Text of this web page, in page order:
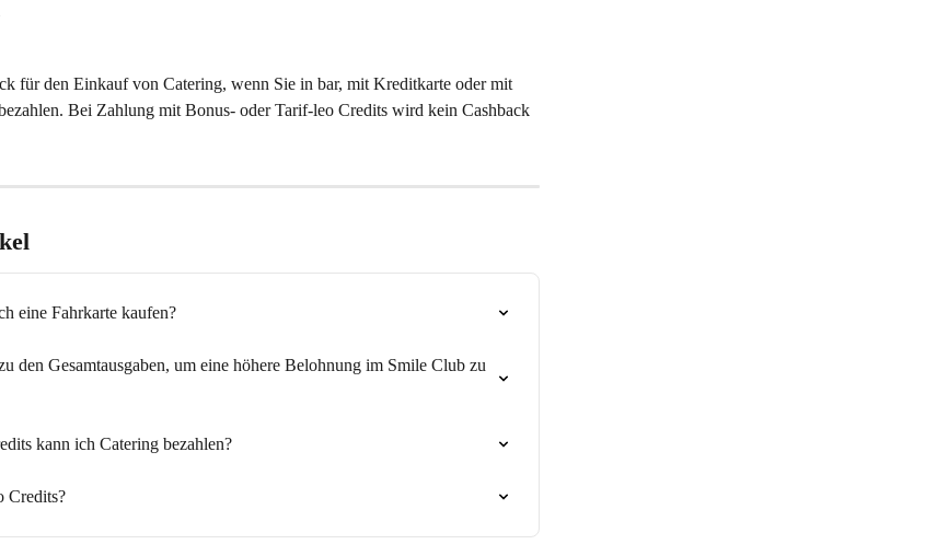
für den Einkauf von Catering, wenn Sie in bar, mit Kreditkarte oder mit
Bei Zahlung mit Bonus- oder Tarif-leo Credits wird kein Cashback
eine Fahrkarte kaufen?
den Gesamtausgaben, um eine höhere Belohnung im Smile Club zu
kann ich Catering bezahlen?
Credits?